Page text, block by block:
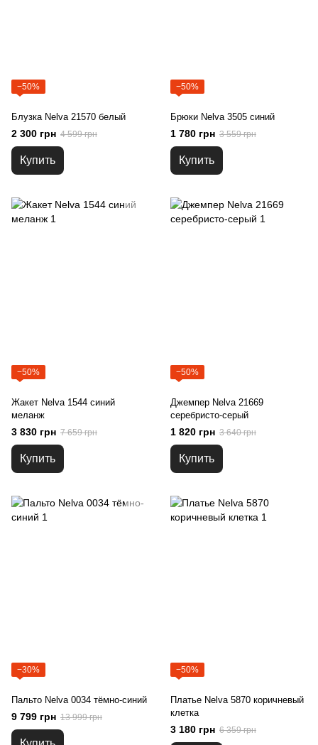
−50%
Блузка Nelva 21570 белый
2 300 грн 4 599 грн
Купить
−50%
Брюки Nelva 3505 синий
1 780 грн 3 559 грн
Купить
−50%
Жакет Nelva 1544 синий
меланж
3 830 грн 7 659 грн
Купить
−50%
Джемпер Nelva 21669
серебристо-серый
1 820 грн 3 640 грн
Купить
−30%
Пальто Nelva 0034 тёмно-синий
9 799 грн 13 999 грн
−50%
Платье Nelva 5870 коричневый
клетка
3 180 грн 6 359 грн